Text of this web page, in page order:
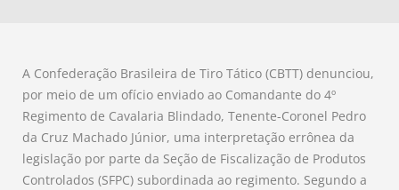
A Confederação Brasileira de Tiro Tático (CBTT) denunciou,
por meio de um ofício enviado ao Comandante do 4º
Regimento de Cavalaria Blindado, Tenente-Coronel Pedro
da Cruz Machado Júnior, uma interpretação errônea da
legislação por parte da Seção de Fiscalização de Produtos
Controlados (SFPC) subordinada ao regimento. Segundo a